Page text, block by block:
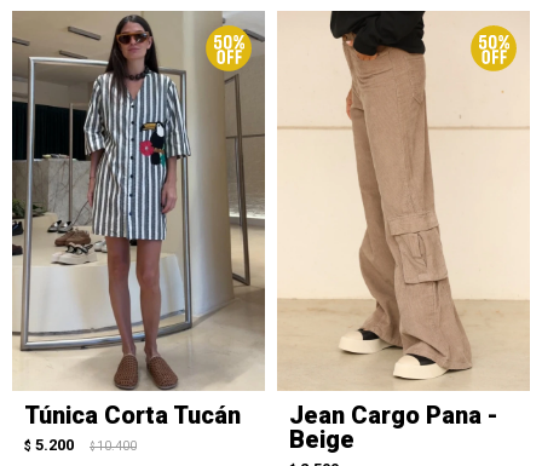
Túnica Corta Tucán
$ 5.200 $ 10.400
Jean Cargo Pana -
Beige